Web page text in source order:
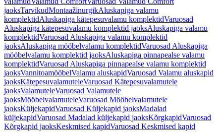
jaoksTarvikudMontaažinurgikAluskapiga valamu
komplektidAluskapiga kätepesuvalamu komplektidVaruosad
Aluskapiga kätepesuvalamu komplektid jaoksAluskapiga valamu
komplektidVaruosad Aluskapiga valamu komplektid
jaoksAluskapiga mööbelvalamu komplektidVaruosad Aluskapiga
mööbelvalamu komplektid jaoksAluskapiga pinnapealse valamu
komplektidVaruosad Aluskapiga pinnapealse valamu komplektid
jaoksVannitoamööbelValamu aluskapidVaruosad Valamu aluskapid
jaoksKätepesuvalamuteleVaruosad Kätepesuvalamutele
jaoksValamuteleVaruosad Valamutele
jaoksMööbelvalamuteleVaruosad Mööbelvalamutele
jaoksKüljekapidVaruosad Küljekapid jaoksMadalad
küljekapidVaruosad Madalad küljekapid jaoksKõrgkapidVaruosad
Kõrgkapid jaoksKeskmised kapidVaruosad Keskmised kapid